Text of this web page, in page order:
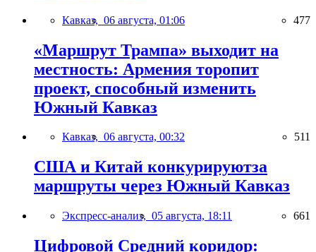
Кавказ, 06 августа, 01:06 477
«Маршрут Трампа» выходит на
местность: Армения торопит
проект, способный изменить
Южный Кавказ
Кавказ, 06 августа, 00:32 511
США и Китай конкурируютза
маршруты через Южный Кавказ
Экспресс-анализ, 05 августа, 18:11 661
Цифровой Средний коридор: